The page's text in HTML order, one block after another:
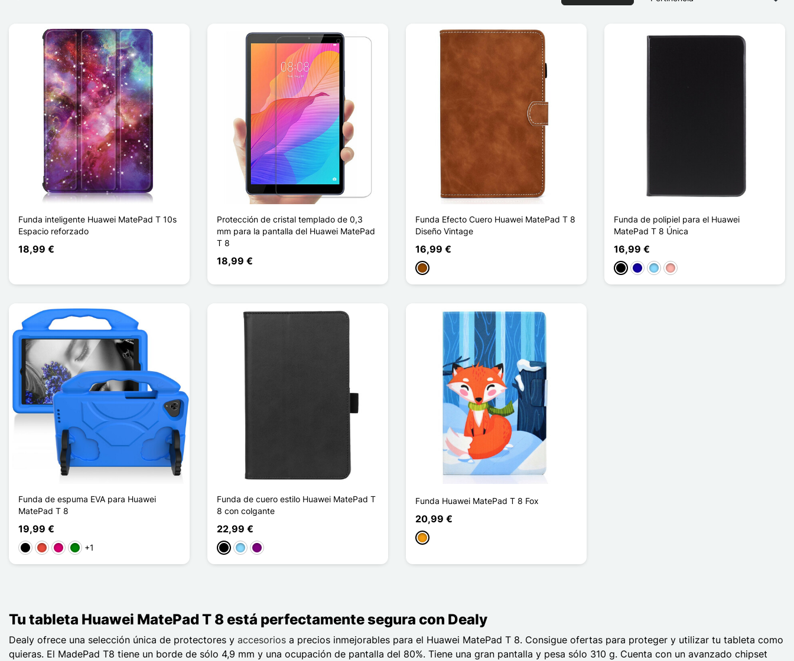
Funda inteligente Huawei MatePad T 10s
Espacio reforzado
18,99 €
Protección de cristal templado de 0,3
mm para la pantalla del Huawei MatePad
T 8
18,99 €
Funda Efecto Cuero Huawei MatePad T 8
Diseño Vintage
16,99 €
Marrón
Funda de polipiel para el Huawei
MatePad T 8 Única
16,99 €
NegroAzul oscuro
Azul claro
Oro rosa
Funda de espuma EVA para Huawei
MatePad T 8
19,99 €
NegroRojoMagenta
Verde
+1
Funda de cuero estilo Huawei MatePad T
8 con colgante
22,99 €
NegroAzul claro
Púrpura
Funda Huawei MatePad T 8 Fox
20,99 €
Naranja
Tu tableta Huawei MatePad T 8 está perfectamente segura con Dealy
Dealy ofrece una selección única de protectores y accesorios a precios inmejorables para el Huawei MatePad T 8. Consigue ofertas para proteger y utilizar tu tableta como
quieras. El MadePad T8 tiene un borde de sólo 4,9 mm y una ocupación de pantalla del 80%. Tiene una gran pantalla y pesa sólo 310 g. Cuenta con un avanzado chipset